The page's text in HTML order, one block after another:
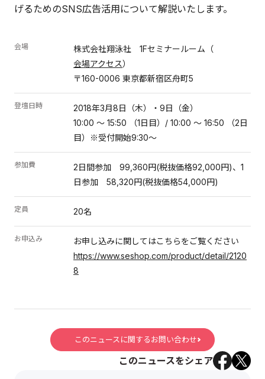
げるためのSNS広告活用について解説いたします。
会場
株式会社翔泳社 1Fセミナールーム（
会場アクセス）
〒160-0006 東京都新宿区舟町5
登壇日時
2018年3月8日（木）・9日（金）
10:00 ～ 15:50 （1日目）/ 10:00 ～ 16:50 （2日
目）※受付開始9:30～
参加費
2日間参加 99,360円(税抜価格92,000円)、1
日参加 58,320円(税抜価格54,000円)
定員 20名
お申込み
お申し込みに関してはこちらをご覧ください
https://www.seshop.com/product/detail/2120
8
このニュースに関するお問い合わせ
このニュースをシェア